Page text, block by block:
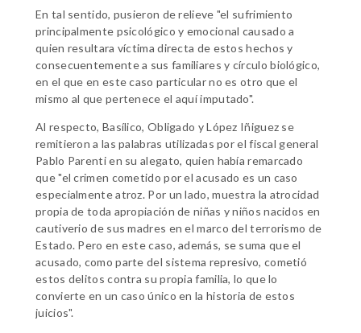
En tal sentido, pusieron de relieve "el sufrimiento
principalmente psicológico y emocional causado a
quien resultara víctima directa de estos hechos y
consecuentemente a sus familiares y círculo biológico,
en el que en este caso particular no es otro que el
mismo al que pertenece el aquí imputado".
Al respecto, Basílico, Obligado y López Iñiguez se
remitieron a las palabras utilizadas por el fiscal general
Pablo Parenti en su alegato, quien había remarcado
que "el crimen cometido por el acusado es un caso
especialmente atroz. Por un lado, muestra la atrocidad
propia de toda apropiación de niñas y niños nacidos en
cautiverio de sus madres en el marco del terrorismo de
Estado. Pero en este caso, además, se suma que el
acusado, como parte del sistema represivo, cometió
estos delitos contra su propia familia, lo que lo
convierte en un caso único en la historia de estos
juicios".